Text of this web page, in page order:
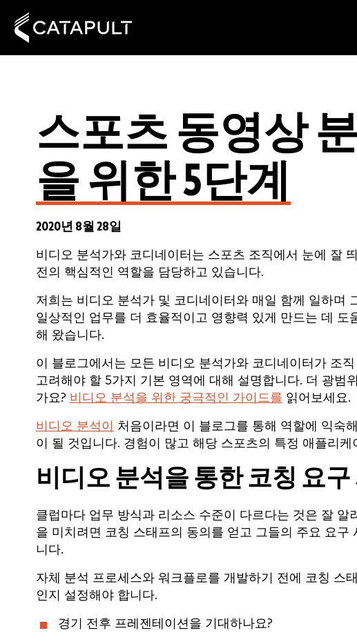
스포츠 동영상
을 위한 5단계
2020년 8월 28일
비디오 분석가와 코디네이터는 스포츠 조직에서 눈에 잘
전의 핵심적인 역할을 담당하고 있습니다.
저희는 비디오 분석가 및 코디네이터와 매일 함께 일하며
일상적인 업무를 더 효율적이고 영향력 있게 만드는 데
해 왔습니다.
이 블로그에서는 모든 비디오 분석가와 코디네이터가 조
고려해야 할 5가지 기본 영역에 대해 설명합니다. 더 광범
가요? 비디오 분석을 위한 궁극적인 가이드를 읽어보세요.
비디오 분석이
처음이라면 이 블로그를 통해 역할에 익숙
이 될 것입니다. 경험이 많고 해당 스포츠의 특정 애플리케
비디오 분석을 통한코칭 요
클럽마다 업무 방식과 리소스 수준이 다르다는 것은 잘 알
을 미치려면 코칭 스태프의 동의를 얻고 그들의 주요 요
니다.
자체 분석 프로세스와 워크플로를 개발하기 전에 코칭 스
인지 설정해야 합니다.
경기 전후 프레젠테이션을 기대하나요?